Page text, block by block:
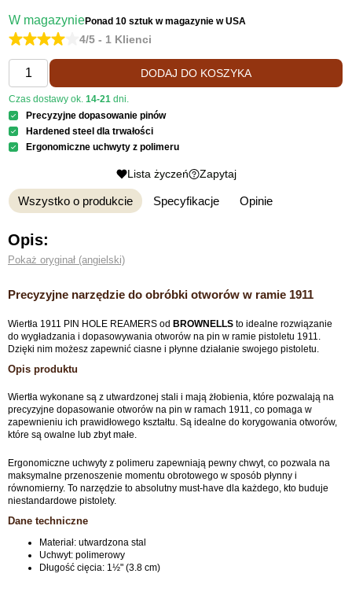
W magazyniePonad 10 sztukw magazynie w USA
4/5 - 1 Klienci
DODAJ DO KOSZYKA
Czas dostawy ok.14-21 dni.
Precyzyjne dopasowanie pinów
Hardened steel dla trwałości
Ergonomiczne uchwyty z polimeru
Lista życzeń Zapytaj
Wszystko o produkcie Specyfikacje Opinie
Opis:
Pokaż oryginał (angielski)
Precyzyjne narzędzie do obróbki otworów w ramie 1911
Wiertła 1911 PIN HOLE REAMERS od BROWNELLS to idealne rozwiązanie
do wygładzania i dopasowywania otworów na pin w ramie pistoletu 1911.
Dzięki nim możesz zapewnić ciasne i płynne działanie swojego pistoletu.
Opis produktu
Wiertła wykonane są z utwardzonej stali i mają żłobienia, które pozwalają na
precyzyjne dopasowanie otworów na pin w ramach 1911, co pomaga w
zapewnieniu ich prawidłowego kształtu. Są idealne do korygowania otworów,
które są owalne lub zbyt małe.
Ergonomiczne uchwyty z polimeru zapewniają pewny chwyt, co pozwala na
maksymalne przenoszenie momentu obrotowego w sposób płynny i
równomierny. To narzędzie to absolutny must-have dla każdego, kto buduje
niestandardowe pistolety.
Dane techniczne
Materiał: utwardzona stal
Uchwyt: polimerowy
Długość cięcia: 1½" (3.8 cm)